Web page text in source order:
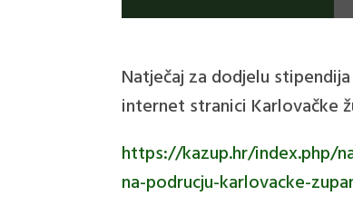
Natječaj za dodjelu
internet stranici Karlovačke
https://kazup.hr/index.php/
na-podrucju-karlovacke-